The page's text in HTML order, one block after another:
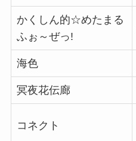
かくしん的☆めたまる
ふぉ～ぜっ!
海色
冥夜花伝廊
コネクト